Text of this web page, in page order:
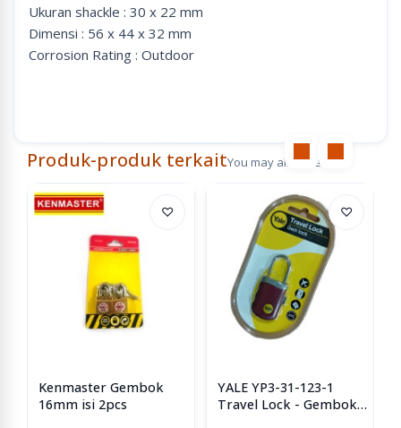
Ukuran shackle : 30 x 22 mm
Dimensi : 56 x 44 x 32 mm
Corrosion Rating : Outdoor
Produk-produk terkaitYou may also like
♡
Kenmaster Gembok
16mm isi 2pcs
♡
YALE YP3-31-123-1
Travel Lock - Gembok